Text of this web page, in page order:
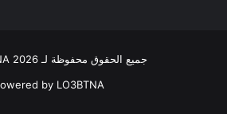
جميع الحقوق محفوظة لـ Lo3BTNA 2026 ©
by LO3BTNA